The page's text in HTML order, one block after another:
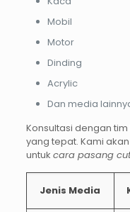
Mobil
Motor
Dinding
Acrylic
Dan media
Konsultasi dengan
yang tepat. Kami
untuk cara pasang
Jenis Media